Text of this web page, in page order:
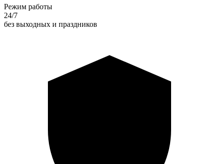
Режим работы
24/7
без выходных и праздников